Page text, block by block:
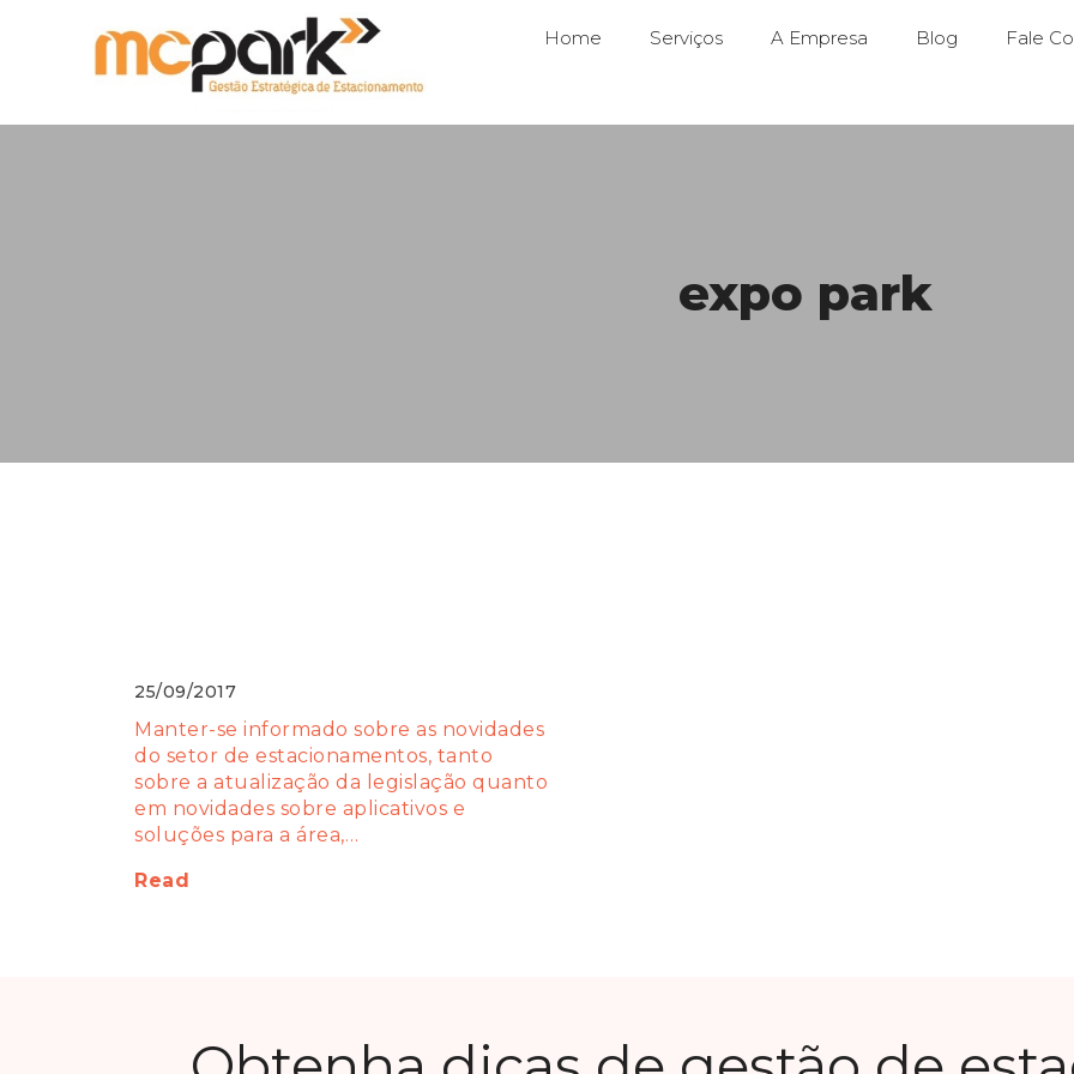
Home Serviços A Empresa Blog Fale
expo park
25/09/2017
Manter-se informado sobre as novidades
do setor de estacionamentos, tanto
sobre a atualização da legislação quanto
em novidades sobre aplicativos e
soluções para a área,…
Read